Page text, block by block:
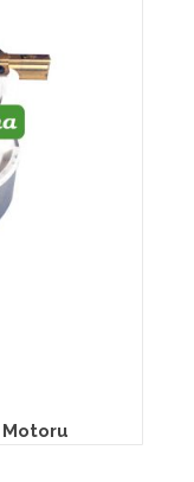
Motoru